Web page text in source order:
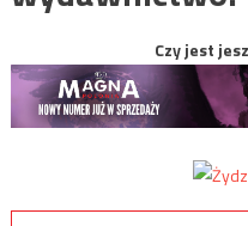
Czy jest